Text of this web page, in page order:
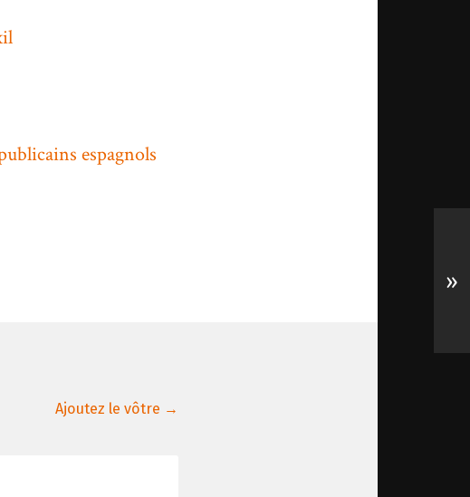
espagnols
Ajoutez le vôtre →
»